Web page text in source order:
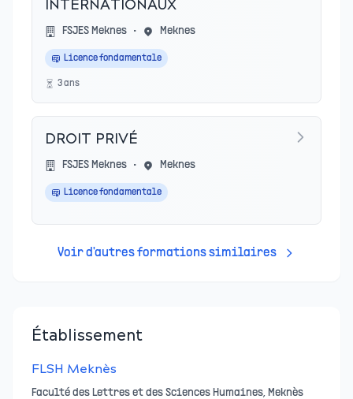
INTERNATIONAUX
FSJES Meknes • Meknes
Licence fondamentale
3ans
DROIT PRIVÉ
FSJES Meknes • Meknes
Licence fondamentale
Voir d'autres formations similaires
Établissement
FLSH Meknès
Faculté des Lettres et des Sciences Humaines, Meknès